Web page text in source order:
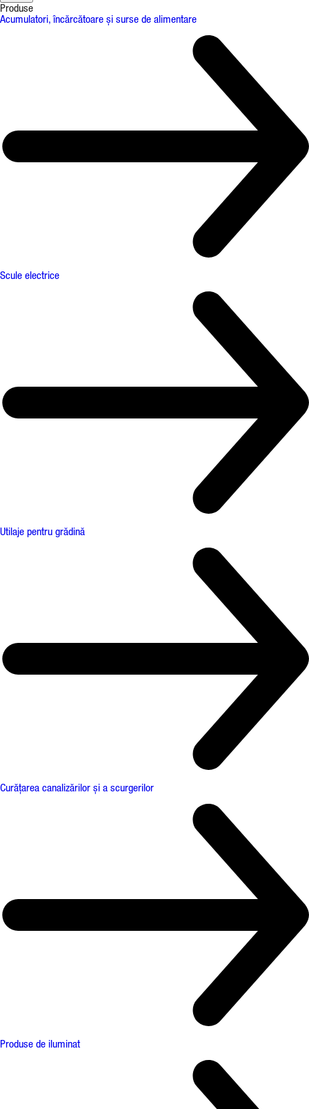
Produse
Acumulatori, încărcătoare și surse de alimentare
Scule electrice
Utilaje pentru grădină
Curățarea canalizărilor și a scurgerilor
Produse de iluminat